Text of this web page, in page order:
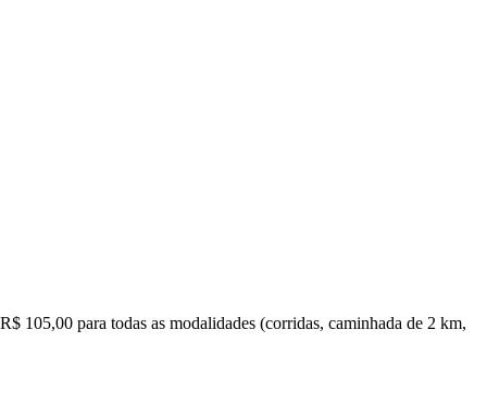
105,00 para todas as modalidades (corridas, caminhada de 2 km,